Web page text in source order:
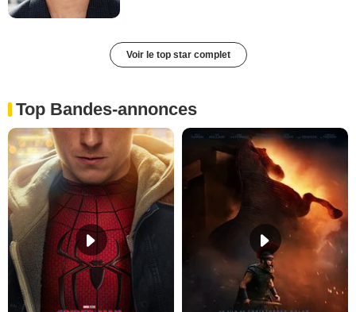
Voir le top star complet
Top Bandes-annonces